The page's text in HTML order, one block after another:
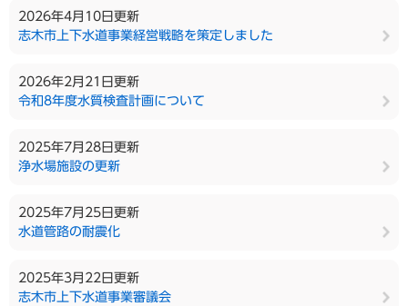
2026年4月10日更新
志木市上下水道事業経営戦略を策定しました
2026年2月21日更新
令和8年度水質検査計画について
2025年7月28日更新
浄水場施設の更新
2025年7月25日更新
水道管路の耐震化
2025年3月22日更新
志木市上下水道事業審議会